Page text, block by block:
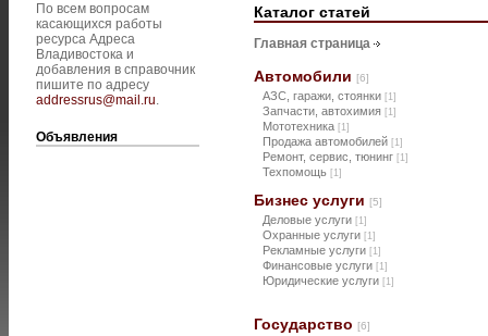
По всем вопросам
касающихся работы
ресурса Адреса
Владивостока и
добавления в справочник
пишите по адресу
addressrus@mail.ru.
Объявления
Каталог статей
Главная страница
Автомобили [6]
АЗС, гаражи, стоянки [1]
Запчасти, автохимия [1]
Мототехника [1]
Продажа автомобилей [1]
Ремонт, сервис, тюнинг [1]
Техпомощь [1]
Бизнес услуги [5]
Деловые услуги [1]
Охранные услуги [1]
Рекламные услуги [1]
Финансовые услуги [1]
Юридические услуги [1]
Государство [6]